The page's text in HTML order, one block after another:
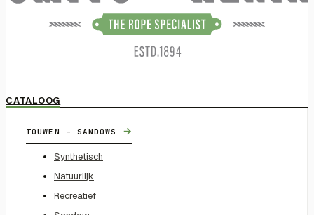
CATALOOG
TOUWEN - SANDOWS →
Synthetisch
Natuurlijk
Recreatief